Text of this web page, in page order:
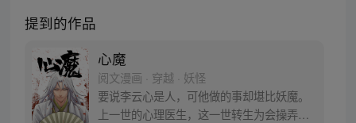
提到的作品
心魔
阅文漫画 · 穿越 · 妖怪
要说李云心是人，可他做的事却堪比妖魔。
上一世的心理医生，这一世转生为会操弄术